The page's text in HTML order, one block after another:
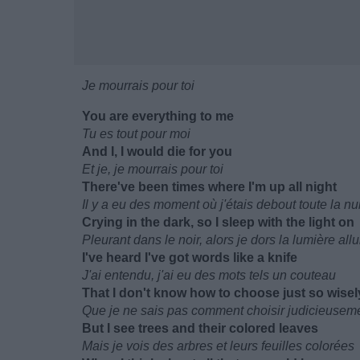
Je mourrais pour toi
You are everything to me
Tu es tout pour moi
And I, I would die for you
Et je, je mourrais pour toi
There've been times where I'm up all night
Il y a eu des moment où j'étais debout toute la
Crying in the dark, so I sleep with the light on
Pleurant dans le noir, alors je dors la lumière
I've heard I've got words like a knife
J'ai entendu, j'ai eu des mots tels un couteau
That I don't know how to choose just so
Que je ne sais pas comment choisir
But I see trees and their colored leaves
Mais je vois des arbres et leurs feuilles colorées